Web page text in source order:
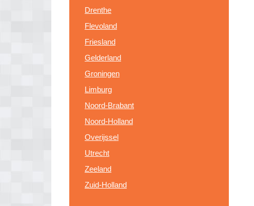
Drenthe
Flevoland
Friesland
Gelderland
Groningen
Limburg
Noord-Brabant
Noord-Holland
Overijssel
Utrecht
Zeeland
Zuid-Holland